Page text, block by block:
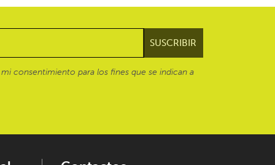
consentimiento para los fines que se indican a